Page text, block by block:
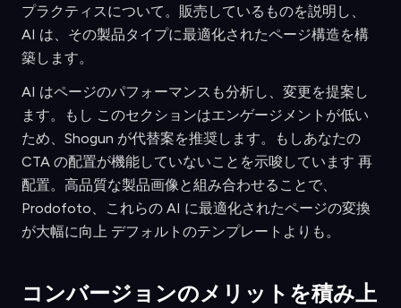
プラクティスについて。販売しているものを説明し、
AI は、その製品タイプに最適化されたページ構造を構
築します。
AI はページのパフォーマンスも分析し、変更を提案し
ます。もし このセクションはエンゲージメントが低い
ため、Shogun が代替案を推奨します。もしあなたの
CTA の配置が機能していないことを示唆しています 再
配置。高品質な製品画像と組み合わせることで、
Prodofoto、これらの AI に最適化されたページの変換
が大幅に向上 デフォルトのテンプレートよりも。
コンバージョンのメリットを積み上